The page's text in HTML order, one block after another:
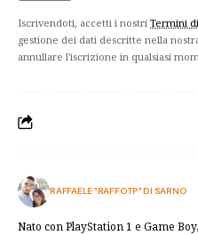
Iscrivendoti, accetti i nostri Termini
gestione dei dati descritte nella
annullare l'iscrizione in qualsiasi
RAFFAELE "RAFFOTP" DI SARNO
Nato con PlayStation 1 e Game